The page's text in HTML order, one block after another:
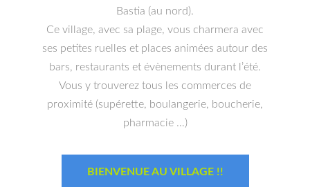
Bastia (au nord).
Ce village, avec sa plage, vous charmera avec
ses petites ruelles et places animées autour des
bars, restaurants et évènements durant l’été.
Vous y trouverez tous les commerces de
proximité (supérette, boulangerie, boucherie,
pharmacie …)
BIENVENUE AU VILLAGE !!